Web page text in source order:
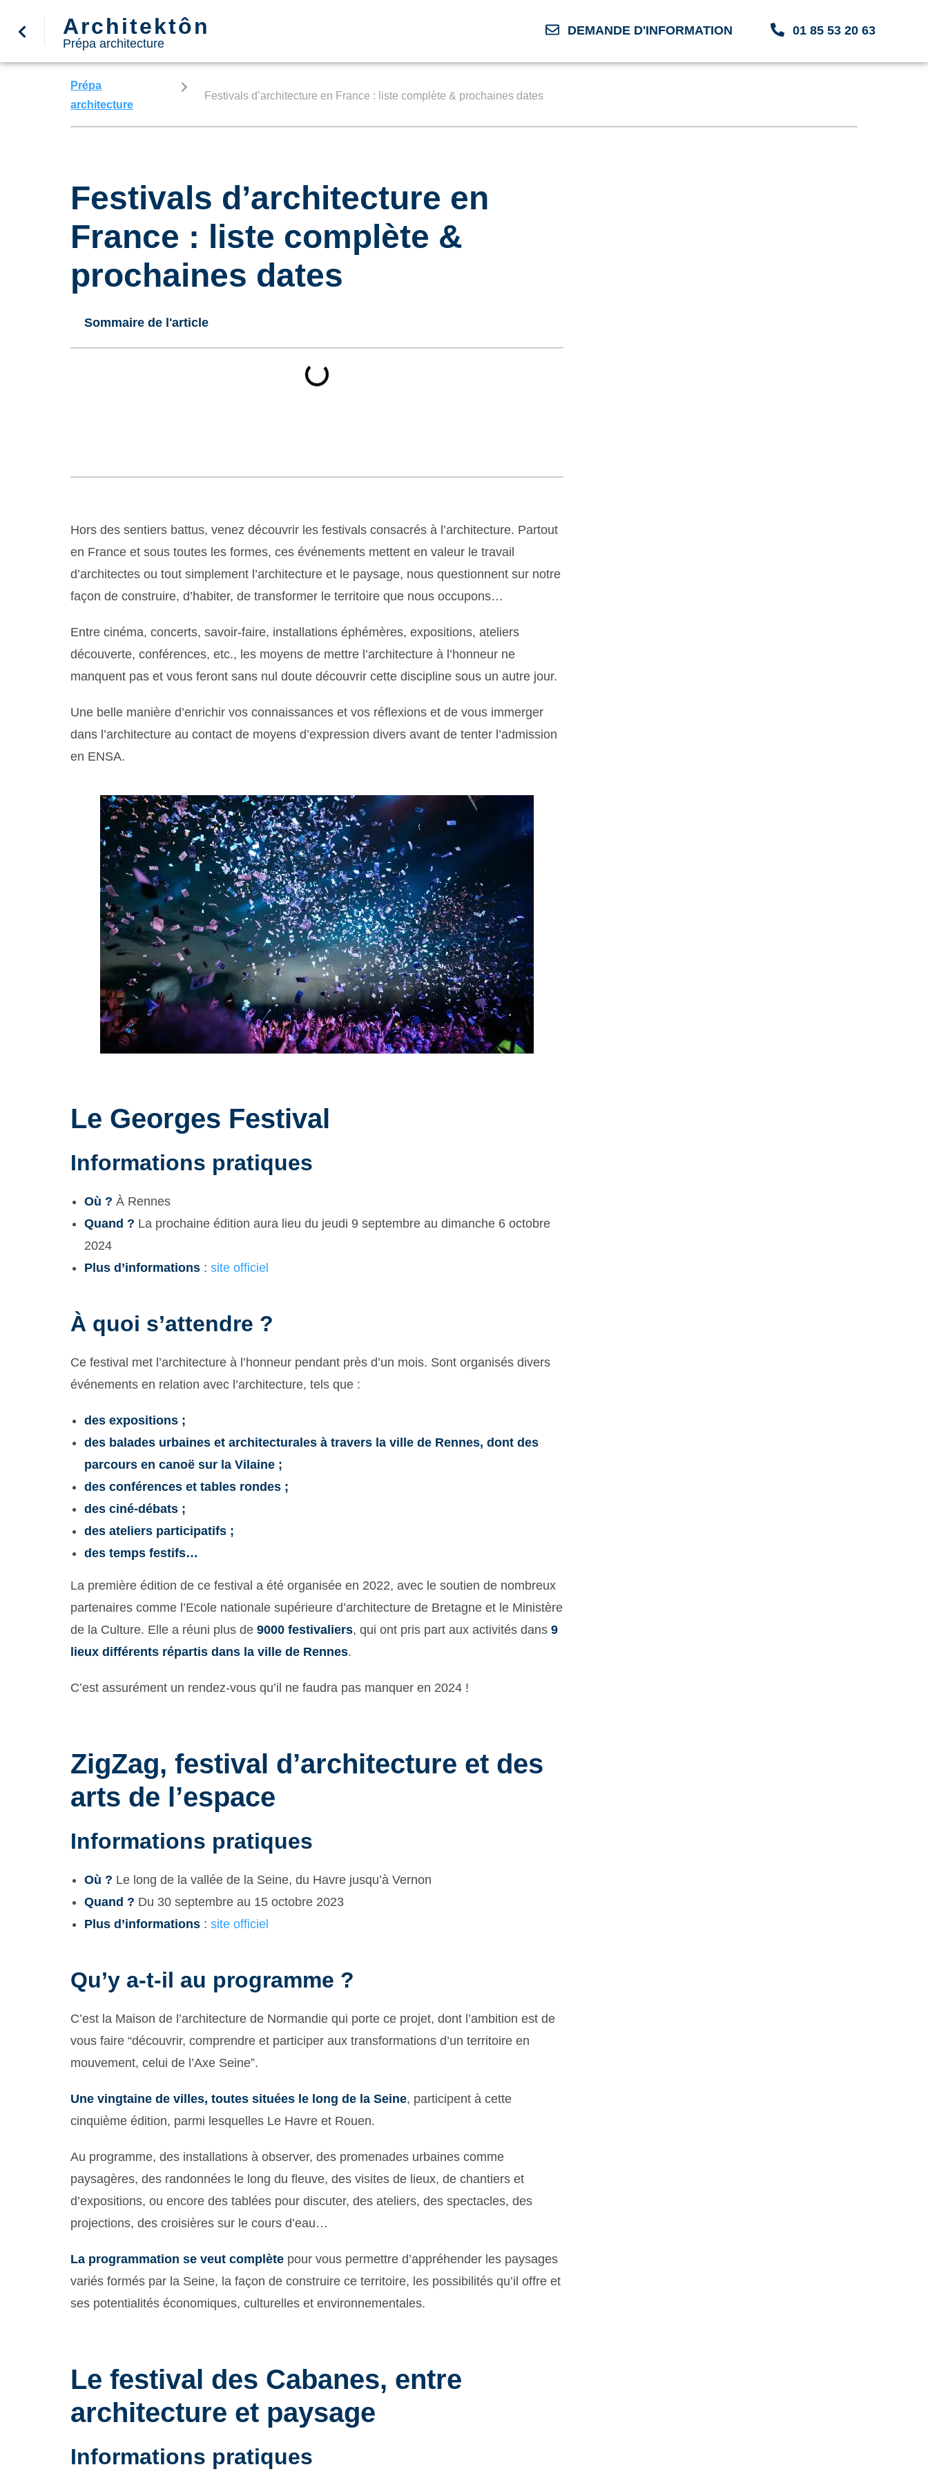
Architektôn
Prépa architecture
DEMANDE D'INFORMATION 01 85 53 20 63
Prépa
architecture
Festivals d’architecture en France : liste complète & prochaines dates
Festivals d’architecture en
France : liste complète &
prochaines dates
Sommaire de l'article
Hors des sentiers battus, venez découvrir les festivals consacrés à l’architecture. Partout
en France et sous toutes les formes, ces événements mettent en valeur le travail
d’architectes ou tout simplement l’architecture et le paysage, nous questionnent sur notre
façon de construire, d’habiter, de transformer le territoire que nous occupons…
Entre cinéma, concerts, savoir-faire, installations éphémères, expositions, ateliers
découverte, conférences, etc., les moyens de mettre l’architecture à l’honneur ne
manquent pas et vous feront sans nul doute découvrir cette discipline sous un autre jour.
Une belle manière d’enrichir vos connaissances et vos réflexions et de vous immerger
dans l’architecture au contact de moyens d’expression divers avant de tenter l’admission
en ENSA.
Le Georges Festival
Informations pratiques
Où ? À Rennes
Quand ? La prochaine édition aura lieu du jeudi 9 septembre au dimanche 6 octobre
2024
Plus d’informations : site officiel
À quoi s’attendre ?
Ce festival met l’architecture à l’honneur pendant près d’un mois. Sont organisés divers
événements en relation avec l’architecture, tels que :
des expositions ;
des balades urbaines et architecturales à travers la ville de Rennes, dont des
parcours en canoë sur la Vilaine ;
des conférences et tables rondes ;
des ciné-débats ;
des ateliers participatifs ;
des temps festifs…
La première édition de ce festival a été organisée en 2022, avec le soutien de nombreux
partenaires comme l’Ecole nationale supérieure d’architecture de Bretagne et le Ministère
de la Culture. Elle a réuni plus de 9000 festivaliers, qui ont pris part aux activités dans 9
lieux différents répartis dans la ville de Rennes.
C’est assurément un rendez-vous qu’il ne faudra pas manquer en 2024 !
ZigZag, festival d’architecture et des
arts de l’espace
Informations pratiques
Où ? Le long de la vallée de la Seine, du Havre jusqu’à Vernon
Quand ? Du 30 septembre au 15 octobre 2023
Plus d’informations : site officiel
Qu’y a-t-il au programme ?
C’est la Maison de l’architecture de Normandie qui porte ce projet, dont l’ambition est de
vous faire “découvrir, comprendre et participer aux transformations d’un territoire en
mouvement, celui de l’Axe Seine”.
Une vingtaine de villes, toutes situées le long de la Seine, participent à cette
cinquième édition, parmi lesquelles Le Havre et Rouen.
Au programme, des installations à observer, des promenades urbaines comme
paysagères, des randonnées le long du fleuve, des visites de lieux, de chantiers et
d’expositions, ou encore des tablées pour discuter, des ateliers, des spectacles, des
projections, des croisières sur le cours d’eau…
La programmation se veut complète pour vous permettre d’appréhender les paysages
variés formés par la Seine, la façon de construire ce territoire, les possibilités qu’il offre et
ses potentialités économiques, culturelles et environnementales.
Le festival des Cabanes, entre
architecture et paysage
Informations pratiques